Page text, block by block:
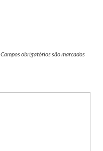
Campos obrigatórios são marcados